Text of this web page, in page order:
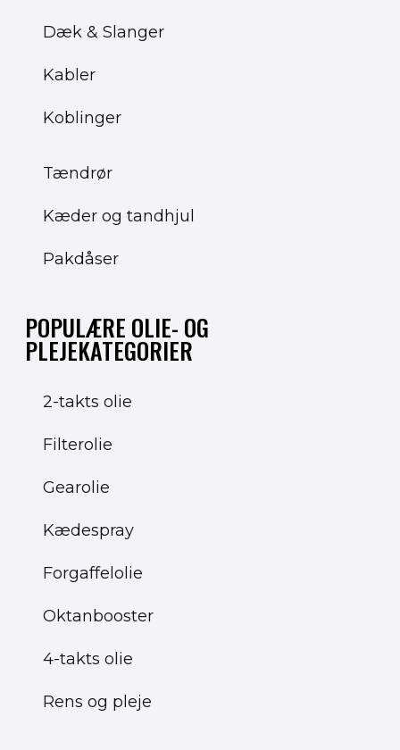
Dæk & Slanger
Kabler
Koblinger
Tændrør
Kæder og tandhjul
Pakdåser
POPULÆRE OLIE- OG
PLEJEKATEGORIER
2-takts olie
Filterolie
Gearolie
Kædespray
Forgaffelolie
Oktanbooster
4-takts olie
Rens og pleje